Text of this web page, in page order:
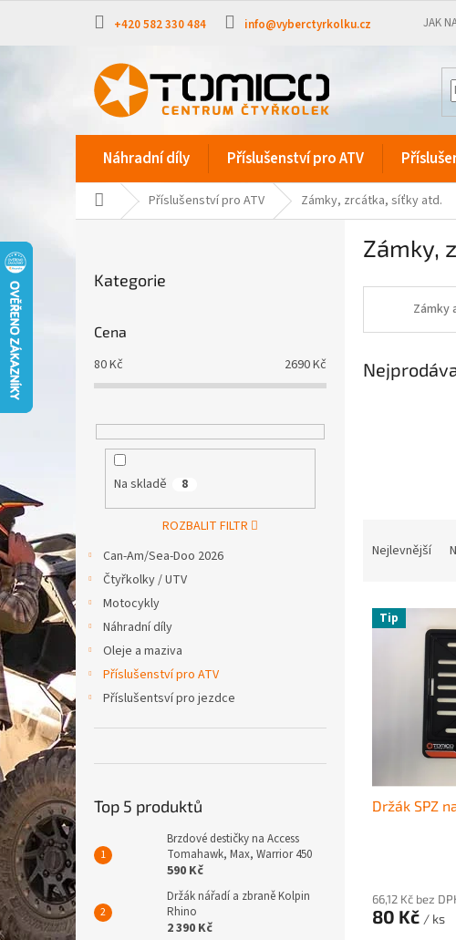
obsah
+420 582 330 484 info@vyberctyrkolku.cz JAK
Náhradní díly Příslušenství pro ATV
Domů Příslušenství pro ATV Zámky, zrcátka, síťky atd.
kategorie
Kategorie
Cena
80Kč 2690Kč
Na skladě 8
ROZBALIT FILTR
Can-Am/Sea-Doo 2026
Čtyřkolky / UTV
Motocykly
Náhradní díly
Oleje a maziva
Příslušenství pro ATV
Příslušentsví pro jezdce
Top 5 produktů
Brzdové destičky na Access
Tomahawk, Max, Warrior 450
590 Kč
Držák nářadí a zbraně Kolpin
Rhino
2 390 Kč
Zámky,
Zámky
n
Nejlevnější
V Tip
Držák SPZ
66,12 Kč bez
80 Kč / ks